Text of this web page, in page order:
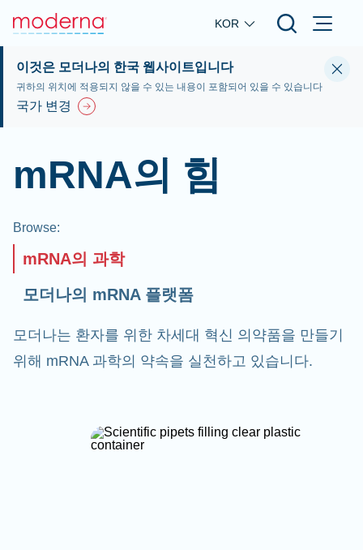
Skip to main content
KOR
이것은 모더나의 한국 웹사이트입니다
귀하의 위치에 적용되지 않을 수 있는 내용이 포함되어 있을 수 있습니다
국가 변경
mRNA의 힘
Browse:
mRNA의 과학
모더나의 mRNA 플랫폼
모더나는 환자를 위한 차세대 혁신 의약품을 만들기
위해 mRNA 과학의 약속을 실천하고 있습니다.